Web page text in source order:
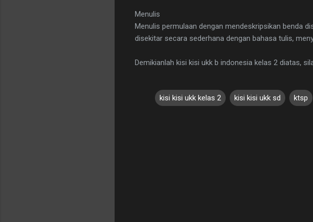
Menulis
Menulis permulaan dengan mendeskripsikan benda
disekitar secara sederhana dengan bahasa tulis,
Demikianlah kisi kisi ukk b indonesia kelas 2 diatas,
kisi kisi ukk kelas 2 kisi kisi ukk sd ktsp